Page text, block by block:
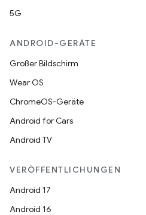
5G
ANDROID-GERÄTE
Großer Bildschirm
Wear OS
ChromeOS-Geräte
Android for Cars
Android TV
VERÖFFENTLICHUNGEN
Android 17
Android 16